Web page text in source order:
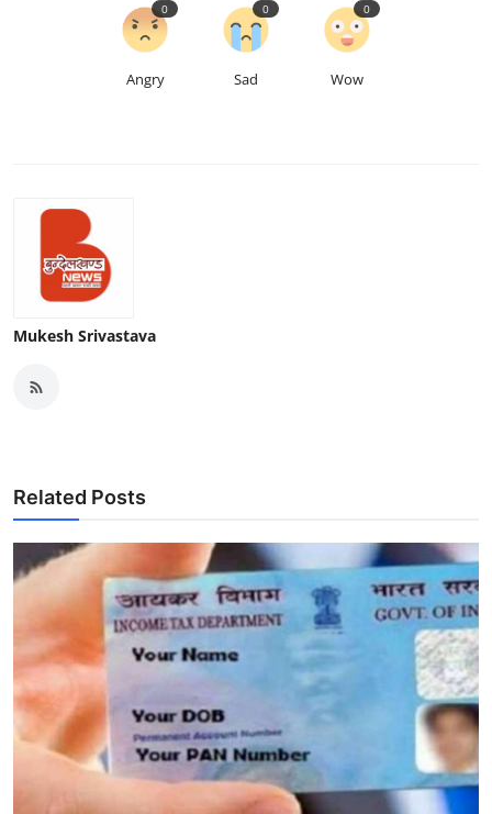
Angry
0
Sad
0
Wow
0
Mukesh Srivastava
Related Posts